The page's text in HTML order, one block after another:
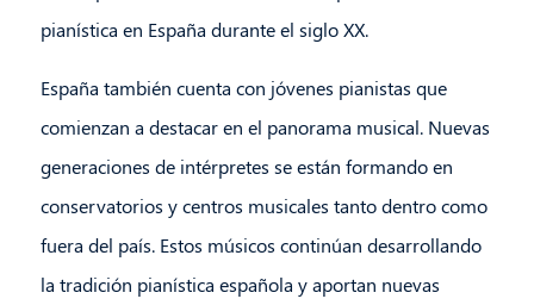
pianística en España durante el siglo XX.
España también cuenta con jóvenes pianistas que
comienzan a destacar en el panorama musical. Nuevas
generaciones de intérpretes se están formando en
conservatorios y centros musicales tanto dentro como
fuera del país. Estos músicos continúan desarrollando
la tradición pianística española y aportan nuevas